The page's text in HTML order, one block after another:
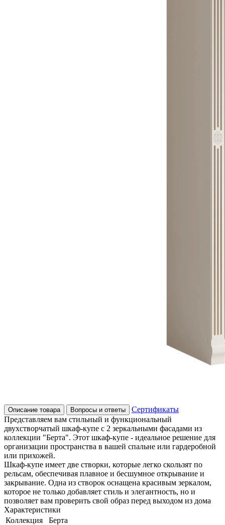
Описание товара Вопросы и ответы
Сертификаты
Представляем вам стильный и функциональный
двухстворчатый шкаф-купе с 2 зеркальными фасадами из
коллекции "Берта". Этот шкаф-купе - идеальное решение для
организации пространства в вашей спальне или гардеробной
или прихожей.
Шкаф-купе имеет две створки, которые легко скользят по
рельсам, обеспечивая плавное и бесшумное открывание и
закрывание. Одна из створок оснащена красивым зеркалом,
которое не только добавляет стиль и элегантность, но и
позволяет вам проверить свой образ перед выходом из дома
Характеристики
Коллекция
Берта